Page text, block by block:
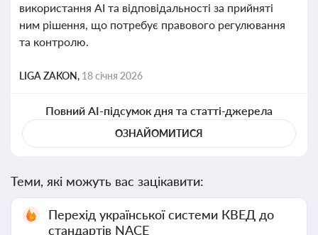
використання АІ та відповідальності за прийняті
ним рішення, що потребує правового регулювання
та контролю.
LIGA ZAKON, 18 січня 2026
Повний AI-підсумок дня та статті-джерела
ОЗНАЙОМИТИСЯ
Теми, які можуть вас зацікавити:
Перехід української системи КВЕД до
стандартів NACE